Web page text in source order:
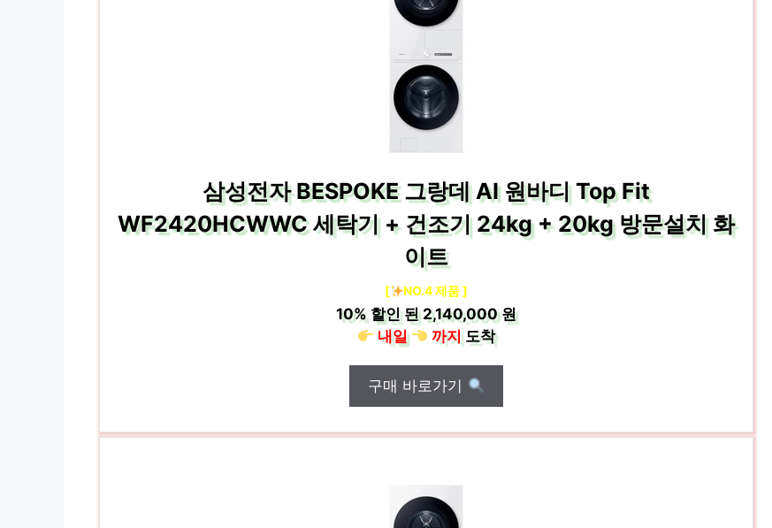
삼성전자 BESPOKE 그랑데 AI 원바디 Top Fit
WF2420HCWWC 세탁기 + 건조기 24kg + 20kg 방문설치 화
이트
[ NO.4 제품 ]
10%할인 된2,140,000 원
내일
까지도착
구매 바로가기